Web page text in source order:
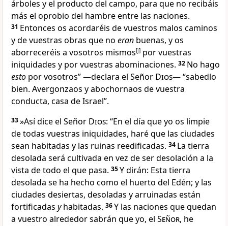
árboles y el producto del campo, para que no recibáis
más el oprobio del hambre entre las naciones.
31 Entonces os acordaréis de vuestros malos caminos
y de vuestras obras que no eran buenas, y os
aborreceréis a vosotros mismos[j] por vuestras
iniquidades y por vuestras abominaciones. 32 No hago
esto por vosotros” —declara el Señor Dios— “sabedlo
bien. Avergonzaos y abochornaos de vuestra
conducta, casa de Israel”.
33»Así dice el Señor Dios: “En el día que yo os limpie
de todas vuestras iniquidades, haré que las ciudades
sean habitadas y las ruinas reedificadas. 34 La tierra
desolada será cultivada en vez de ser desolación a la
vista de todo el que pasa. 35Y dirán: Esta tierra
desolada se ha hecho como el huerto del Edén; y las
ciudades desiertas, desoladas y arruinadas están
fortificadas yhabitadas. 36Y las naciones que quedan
a vuestro alrededor sabrán que yo, el Señor, he